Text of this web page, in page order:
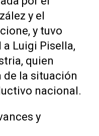
y el
y tuvo
Luigi Pisella,
quien
la situación
nacional.
y